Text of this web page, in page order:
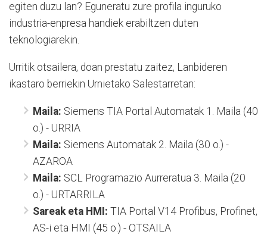
egiten duzu lan? Eguneratu zure profila inguruko
industria-enpresa handiek erabiltzen duten
teknologiarekin.
Urritik otsailera, doan prestatu zaitez, Lanbideren
ikastaro berriekin Urnietako Salestarretan:
Maila: Siemens TIA Portal Automatak 1. Maila (40
o.) - URRIA
Maila: Siemens Automatak 2. Maila (30 o.) -
AZAROA
Maila: SCL Programazio Aurreratua 3. Maila (20
o.) - URTARRILA
Sareak eta HMI: TIA Portal V14 Profibus, Profinet,
AS-i eta HMI (45 o.) - OTSAILA